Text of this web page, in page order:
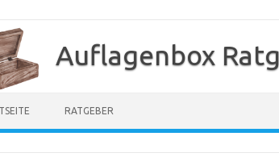
Auflagenbox
RATGEBER